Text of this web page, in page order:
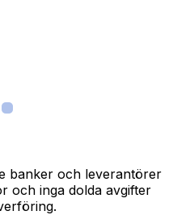
banker och leverantörer
och inga dolda avgifter